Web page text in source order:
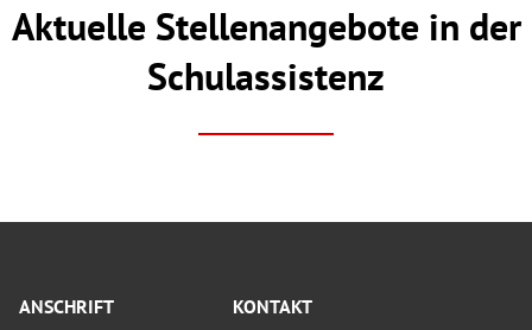
Aktuelle Stellenangebote in der
Schulassistenz
ANSCHRIFT
KONTAKT